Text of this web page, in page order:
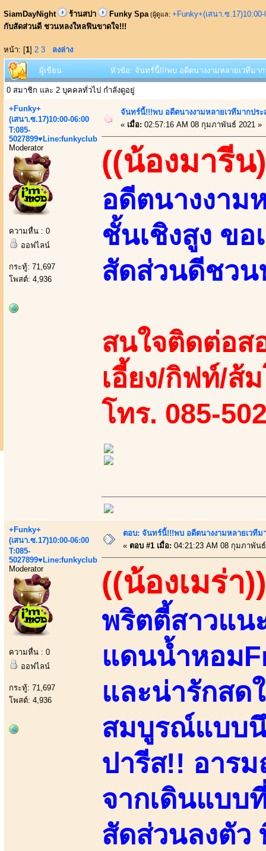
SiamDayNight ร้านสปา Funky Spa (ผู้ดูแล: +Funky+(เสนา.ซ
กับสัดส่วนดี ชวนหลงใหลฟินขาดใจ!!!
หน้า: [1] 2 3 ลงล่าง
ผู้เขียน หัวข้อ: จันทร์นี้!!!พบ อดีตนางงามหลายเวทีมา
0 สมาชิก และ 2 บุคคลทั่วไป กำลังดูอยู่
+Funky+
(เสนา.ซ.17)10:00-06:00
T:085-
5027899♥Line:funkyclub
Moderator
ความหื่น : 0
ออฟไลน์
กระทู้: 71,697
โพสต์: 4,936
จันทร์นี้!!!พบ อดีตนางงามหลายเวทีมากป
« เมื่อ: 02:57:16 AM 08 กุมภาพันธ์ 2021 »
((น้องมารีน
อดีตนางงาม
ชั้นเชิงสูง ข
สัดส่วนดีชวน
สนใจติดต่อส
เอี้ยง/กิฟท์/ส้
โทร. 085-
+Funky+
(เสนา.ซ.17)10:00-06:00
T:085-
5027899♥Line:funkyclub
Moderator
ความหื่น : 0
ออฟไลน์
กระทู้: 71,697
โพสต์: 4,936
ตอบ: จันทร์นี้!!!พบ อดีตนางงามหลายเวที
« ตอบ #1 เมื่อ: 04:21:23 AM 08 กุมภาพัน
((น้องเมร่า))
พริตตี้สาวแน
แดนน้ำหอม
และน่ารักสด
สมบูรณ์แบบ
ปารีส!! อาร
จากเดินแบบ
สัดส่วนลงตัว